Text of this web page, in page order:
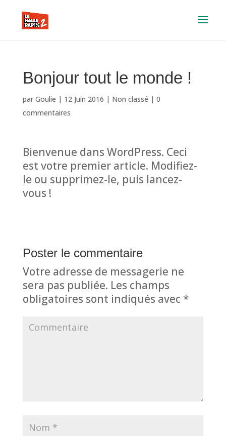
Bonjour tout le monde !
par Goulie | 12 Juin 2016 | Non classé | 0
commentaires
Bienvenue dans WordPress. Ceci
est votre premier article. Modifiez-
le ou supprimez-le, puis lancez-
vous !
Poster le commentaire
Votre adresse de messagerie ne
sera pas publiée. Les champs
obligatoires sont indiqués avec *